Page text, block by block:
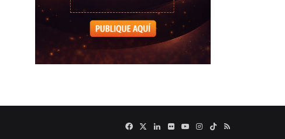
FacebookLinkedIn
FlickrYouTubeInstagram
TikTok